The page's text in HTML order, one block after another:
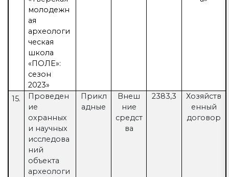
молодежн
ая
археологи
ческая
школа
«ПОЛЕ»:
сезон
2023»
15.
Проведен
ие
охранных
и научных
исследова
ний
объекта
археологи
Прикл
адные
Внеш
ние
средст
ва
2383,3
Хозяйств
енный
договор